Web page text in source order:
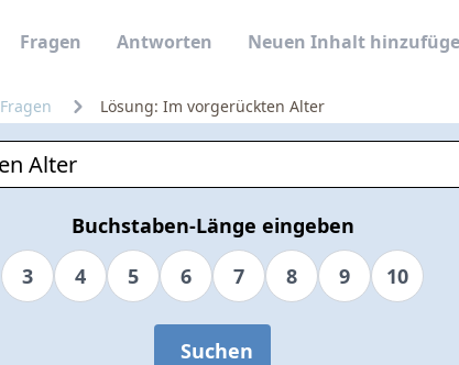
Fragen Antworten Neuen Inhalt
Fragen Lösung: Im vorgerückten Alter
Buchstaben-Länge eingeben
3
4 5 6 7 8 9 10
Suchen